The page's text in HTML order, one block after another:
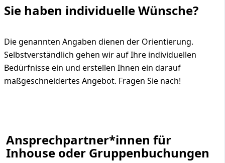
Sie haben individuelle Wünsche?
Die genannten Angaben dienen der Orientierung.
Selbstverständlich gehen wir auf Ihre individuellen
Bedürfnisse ein und erstellen Ihnen ein darauf
maßgeschneidertes Angebot. Fragen Sie nach!
Ansprechpartner*innen für
Inhouse oder Gruppenbuchungen